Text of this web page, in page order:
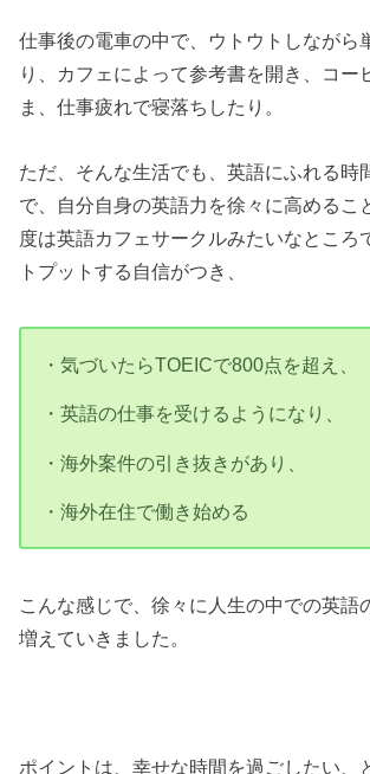
仕事後の電車の中で、ウトウトしながら
り、カフェによって参考書を開き、コー
ま、仕事疲れで寝落ちしたり。
ただ、そんな生活でも、英語にふれる時
で、自分自身の英語力を徐々に高めるこ
度は英語カフェサークルみたいなところ
トプットする自信がつき、
・気づいたらTOEICで800点を超え、
・英語の仕事を受けるようになり、
・海外案件の引き抜きがあり、
・海外在住で働き始める
こんな感じで、徐々に人生の中での英語
増えていきました。
ポイントは、幸せな時間を過ごしたい、